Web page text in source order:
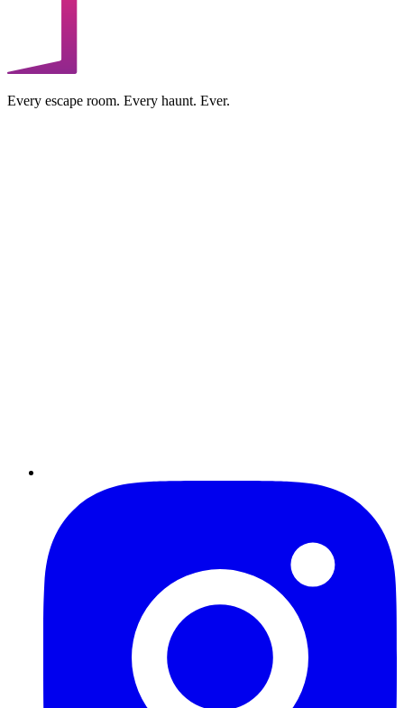
Every escape room. Every haunt. Ever.